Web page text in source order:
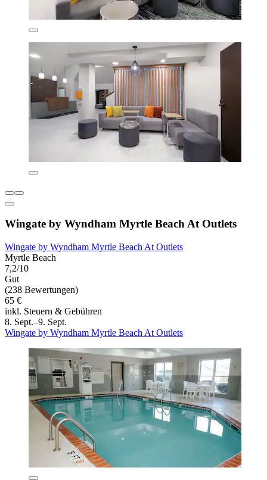
Wingate by Wyndham Myrtle Beach At Outlets
Wingate by Wyndham Myrtle Beach At Outlets
Myrtle Beach
7,2/10
Gut
(238 Bewertungen)
65 €
inkl. Steuern & Gebühren
8. Sept.–9. Sept.
Wingate by Wyndham Myrtle Beach At Outlets